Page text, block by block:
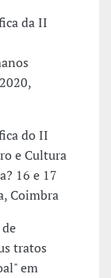
da II
do II
e Cultura
16 e 17
Coimbra
tratos
em